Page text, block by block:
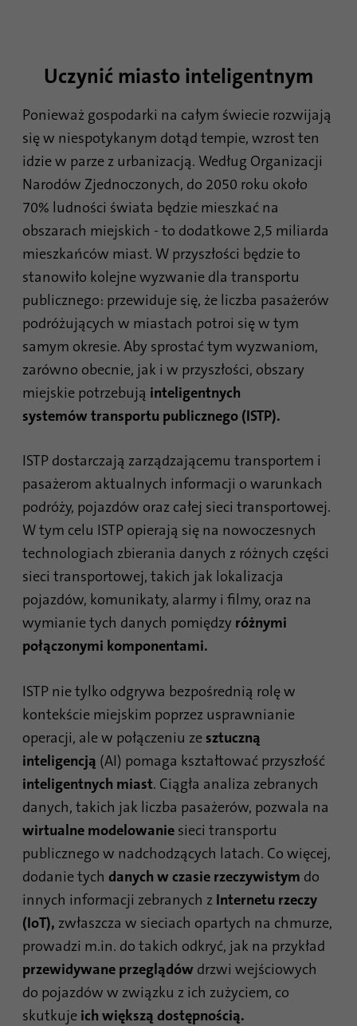
Uczynić miasto inteligentnym
Ponieważ gospodarki na całym świecie rozwijają
się w niespotykanym dotąd tempie, wzrost ten
idzie w parze z urbanizacją. Według Organizacji
Narodów Zjednoczonych, do 2050 roku około
70% ludności świata będzie mieszkać na
obszarach miejskich - to dodatkowe 2,5 miliarda
mieszkańców miast. W przyszłości będzie to
stanowiło kolejne wyzwanie dla transportu
publicznego: przewiduje się, że liczba pasażerów
podróżujących w miastach potroi się w tym
samym okresie. Aby sprostać tym wyzwaniom,
zarówno obecnie, jak i w przyszłości, obszary
miejskie potrzebują inteligentnych
systemów transportu publicznego (ISTP).
ISTP dostarczają zarządzającemu transportem i
pasażerom aktualnych informacji o warunkach
podróży, pojazdów oraz całej sieci transportowej.
W tym celu ISTP opierają się na nowoczesnych
technologiach zbierania danych z różnych części
sieci transportowej, takich jak lokalizacja
pojazdów, komunikaty, alarmy i filmy, oraz na
wymianie tych danych pomiędzy różnymi
połączonymi komponentami.
ISTP nie tylko odgrywa bezpośrednią rolę w
kontekście miejskim poprzez usprawnianie
operacji, ale w połączeniu ze sztuczną
inteligencją (AI) pomaga kształtować przyszłość
inteligentnych miast. Ciągła analiza zebranych
danych, takich jak liczba pasażerów, pozwala na
wirtualne modelowaniesieci transportu
publicznego w nadchodzących latach. Co więcej,
dodanie tych danych w czasie rzeczywistym do
innych informacji zebranych z Internetu rzeczy
(IoT), zwłaszcza w sieciach opartych na chmurze,
prowadzi m.in. do takich odkryć, jak na przykład
przewidywane przeglądów drzwi wejściowych
do pojazdów w związku z ich zużyciem, co
skutkujeich większą dostępnością.
Cel
Zawiera wybrane ustawienia optyki
Nazwa site-language-preference
Dostawca TYPO3
Czas
trwania
30 dni
Cel
Zapisuje wartość języka strony
internetowej w przypadku zmiany języka
strony, aby móc przejść do niej
bezpośrednio przy następnej wizycie.
przypisują losowo wygenerowany numer w
celu identyfikacji unikalnych gości.
Nazwa _gid
Dostawca Google Analytics
trwania
1 dzień
Cel
Ten plik cookie jest instalowany przez
Google Analytics. Plik cookie służy do
przechowywania informacji o tym, jak
użytkownicy korzystają z witryny i pomaga
stworzyć raport analityczny na temat stanu
witryny. Zebrane dane, w tym liczba
odwiedzających, źródło z którego pochodzą
oraz strony odwiedzane w formie
anonimowej.
Nazwa _gat_gtag_UA_120925527_1
Dostawca Google Analytics
Czas
trwania
1 minuta
Cel
Google używa tego pliku cookie do
odróżnienia użytkowników.
Dostawca .linkedin.com
Czas
trwania
1 rok
Cel
Ten plik cookie jest identyfikatorem
przeglądarki. Umożliwia to jednoznaczną
identyfikację urządzeń uzyskujących dostęp
do LinkedIn w celu wykrycia niewłaściwego
korzystania z platformy.
Nazwa
Dostawca .linkedin.com
trwania
24 godziny